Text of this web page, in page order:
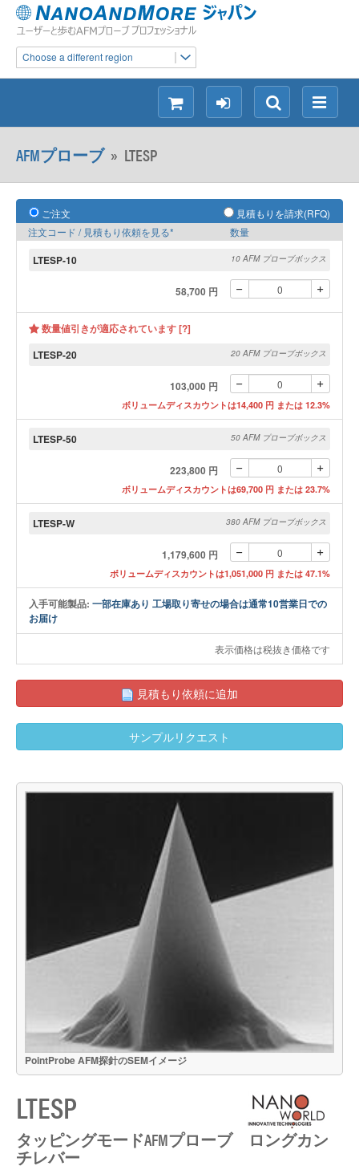
Choose a different region
メ
ニ
検
索
ロ
グ
シ
ョ
ン
AFMプローブ» LTESP
ご注文
見積もりを請求(RFQ)
注文コード / 見積もり依頼を見る*
数量
LTESP-10 10 AFM プローブボックス
58,700 円
数量値引きが適応されています [?]
LTESP-20
20 AFM プローブボックス
103,000 円
ボリュームディスカウントは14,400 円 または 12.3%
LTESP-50 50 AFM プローブボックス
223,800 円
ボリュームディスカウントは69,700 円 または 23.7%
LTESP-W 380 AFM プローブボックス
1,179,600 円
ボリュームディスカウントは1,051,000 円 または 47.1%
入手可能製品: 一部在庫あり 工場取り寄せの場合は通常10営業日での
お届け
表示価格は税抜き価格です
見積もり依頼に追加
サンプルリクエスト
PointProbe AFM探針のSEMイメージ
LTESP
タッピングモードAFMプローブ ロングカン
チレバー